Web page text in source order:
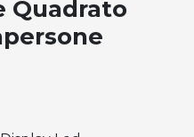
Quadrato